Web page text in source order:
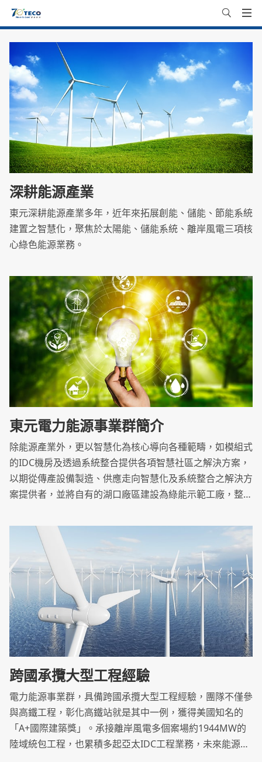
深耕能源產業
東元深耕能源產業多年，近年來拓展創能、儲能、節能系統
建置之智慧化，聚焦於太陽能、儲能系統、離岸風電三項核
心綠色能源業務。
東元電力能源事業群簡介
除能源產業外，更以智慧化為核心導向各種範疇，如模組式
的IDC機房及透過系統整合提供各項智慧社區之解決方案，
以期從傳產設備製造、供應走向智慧化及系統整合之解決方
案提供者，並將自有的湖口廠區建設為綠能示範工廠，整合
源及社會永續發展。.
跨國承攬大型工程經驗
電力能源事業群，具備跨國承攬大型工程經驗，團隊不僅參
與高鐵工程，彰化高鐵站就是其中一例，獲得美國知名的
「A+國際建築獎」。承接離岸風電多個案場約1944MW的
陸域統包工程，也累積多起亞太IDC工程業務，未來能源事